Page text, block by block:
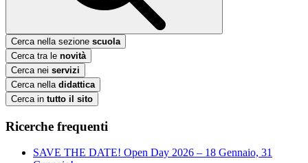
Cerca nella sezione scuola
Cerca tra le novità
Cerca nei servizi
Cerca nella didattica
Cerca in tutto il sito
Ricerche frequenti
SAVE THE DATE! Open Day 2026 – 18 Gennaio, 31